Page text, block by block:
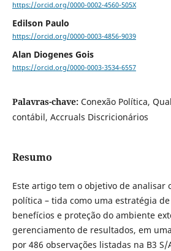
https://orcid.org/0000-0002-4560-505X
Edilson Paulo
https://orcid.org/0000-0003-4856-9039
Alan Diogenes Gois
https://orcid.org/0000-0003-3534-6557
Palavras-chave: Conexão Política,
contábil, Accruals Discricionários
Resumo
Este artigo tem o objetivo de analisar
política – tida como uma estratégia
benefícios e proteção do ambiente
gerenciamento de resultados, em
por 486 observações listadas na B3